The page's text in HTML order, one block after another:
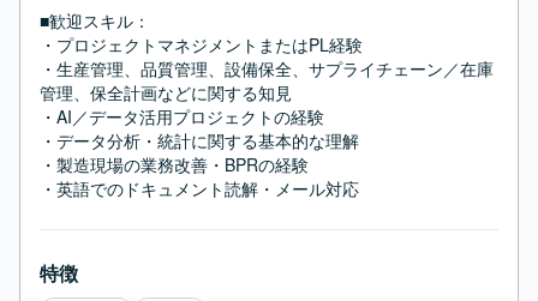
■歓迎スキル：
・プロジェクトマネジメントまたはPL経験
・生産管理、品質管理、設備保全、サプライチェーン／在庫
管理、保全計画などに関する知見
・AI／データ活用プロジェクトの経験
・データ分析・統計に関する基本的な理解
・製造現場の業務改善・BPRの経験
・英語でのドキュメント読解・メール対応
特徴